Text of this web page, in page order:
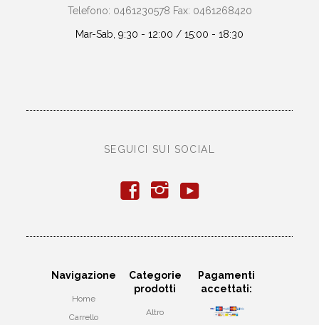
Telefono: 0461230578 Fax: 0461268420
Mar-Sab, 9:30 - 12:00 / 15:00 - 18:30
SEGUICI SUI SOCIAL
f i y
Navigazione
Home
Carrello
Categorie
prodotti
Altro
Pagamenti
accettati: